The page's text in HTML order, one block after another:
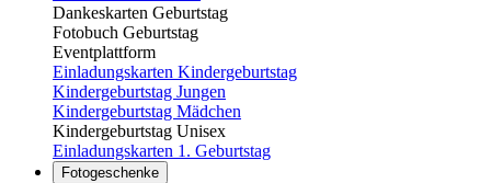
Dankeskarten Geburtstag
Fotobuch Geburtstag
Eventplattform
Einladungskarten Kindergeburtstag
Kindergeburtstag Jungen
Kindergeburtstag Mädchen
Kindergeburtstag Unisex
Einladungskarten 1. Geburtstag
Fotogeschenke